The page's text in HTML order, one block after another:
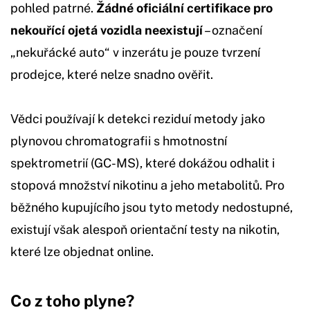
pohled patrné. Žádné oficiální certifikace pro
nekouřící ojetá vozidla neexistují– označení
„nekuřácké auto“ v inzerátu je pouze tvrzení
prodejce, které nelze snadno ověřit.
Vědci používají k detekci reziduí metody jako
plynovou chromatografii s hmotnostní
spektrometrií (GC-MS), které dokážou odhalit i
stopová množství nikotinu a jeho metabolitů. Pro
běžného kupujícího jsou tyto metody nedostupné,
existují však alespoň orientační testy na nikotin,
které lze objednat online.
Co z toho plyne?